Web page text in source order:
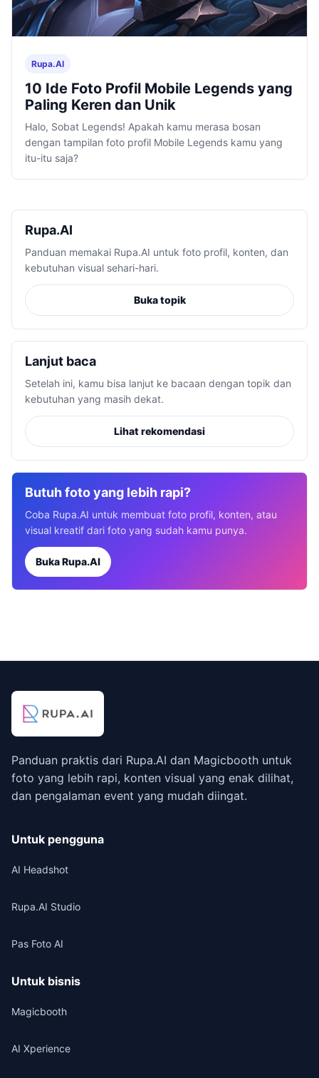
Rupa.AI
10 Ide Foto Profil Mobile Legends yang
Paling Keren dan Unik
Halo, Sobat Legends! Apakah kamu merasa bosan
dengan tampilan foto profil Mobile Legends kamu yang
itu-itu saja?
Rupa.AI
Panduan memakai Rupa.AI untuk foto profil, konten, dan
kebutuhan visual sehari-hari.
Buka topik
Lanjut baca
Setelah ini, kamu bisa lanjut ke bacaan dengan topik dan
kebutuhan yang masih dekat.
Lihat rekomendasi
Butuh foto yang lebih rapi?
Coba Rupa.AI untuk membuat foto profil, konten, atau
visual kreatif dari foto yang sudah kamu punya.
Buka Rupa.AI
Panduan praktis dari Rupa.AI dan Magicbooth untuk
foto yang lebih rapi, konten visual yang enak dilihat,
dan pengalaman event yang mudah diingat.
Untuk pengguna
AI Headshot
Rupa.AI Studio
Pas Foto AI
Untuk bisnis
Magicbooth
AI Xperience